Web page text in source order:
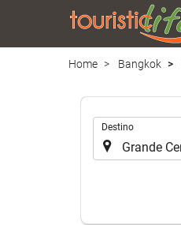
Home Bangkok
Destino